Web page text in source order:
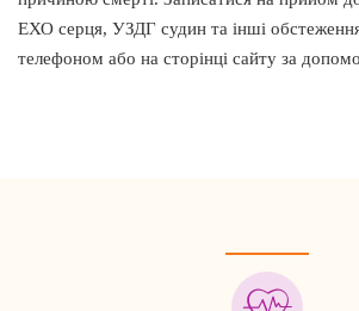
ЕХО серця, УЗДГ судин та інші
телефоном або на сторінці сайту за